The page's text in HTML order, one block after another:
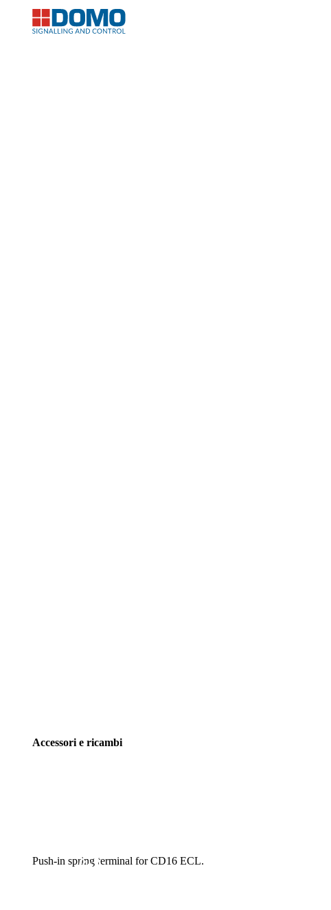
Accessori e ricambi
Push-in spring terminal for CD16 ECL.